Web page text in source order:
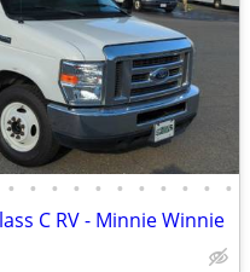
• • • • • • • • • • •
C RV - Minnie Winnie